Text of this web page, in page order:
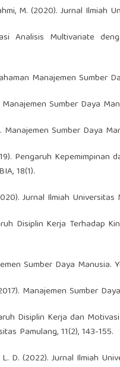
M. (2020). Jurnal Ilmiah
Analisis Multivariate
Manajemen Sumber
Manajemen Sumber Daya
Manajemen Sumber Daya
Pengaruh
18(1).
Jurnal Ilmiah Universitas
Disiplin Kerja Terhadap
Sumber Daya Manusia.
Manajemen Sumber
Disiplin Kerja dan
Pamulang, 11(2), 143-155.
D. (2022). Jurnal Ilmiah